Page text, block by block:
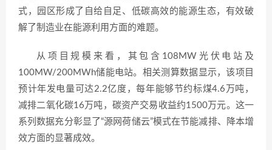
式，园区形成了自给自足、低碳高效的能源生态，有效破
解了制造业在能源利用方面的难题。
从项目规模来看，其包含108MW光伏电站及
100MW/200MWh储能电站。相关测算数据显示，该项目
预计年发电量可达2.2亿度，每年能够节约标煤4.6万吨，
减排二氧化碳16万吨，碳资产交易收益约1500万元。这一
系列数据充分彰显了“源网荷储云”模式在节能减排、降本增
效方面的显著成效。